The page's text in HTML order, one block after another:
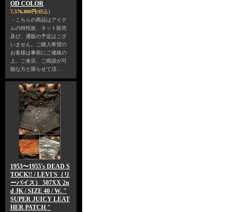
OD COLOR
7,576,800円(税込)
・こちらの商品はアイテ
ムの特性故、ネット販売
及び、通販の予定はござ
いません。ご購入希望の
お客様は事前にご連絡の
上、ご来店、ご商談が可
能な方と限らせて頂…
1953〜1955's DEAD S
TOCK!! / LEVI'S（リ
ーバイス） 507XX 2n
d JK / SIZE 40 / W. "
SUPER JUICY LEAT
HER PATCH "